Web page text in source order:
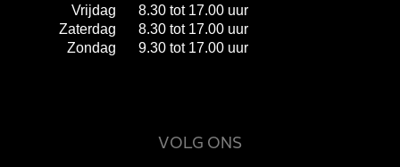
Vrijdag
8.30 tot 17.00 uur
Zaterdag
8.30 tot 17.00 uur
Zondag
9.30 tot 17.00 uur
VOLG ONS